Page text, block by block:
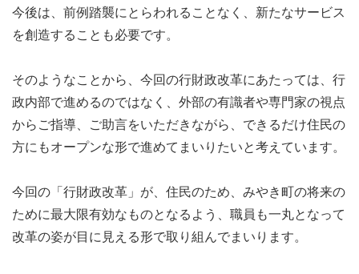
今後は、前例踏襲にとらわれることなく、新たなサービス
を創造することも必要です。
そのようなことから、今回の行財政改革にあたっては、行
政内部で進めるのではなく、外部の有識者や専門家の視点
からご指導、ご助言をいただきながら、できるだけ住民の
方にもオープンな形で進めてまいりたいと考えています。
今回の「行財政改革」が、住民のため、みやき町の将来の
ために最大限有効なものとなるよう、職員も一丸となって
改革の姿が目に見える形で取り組んでまいります。